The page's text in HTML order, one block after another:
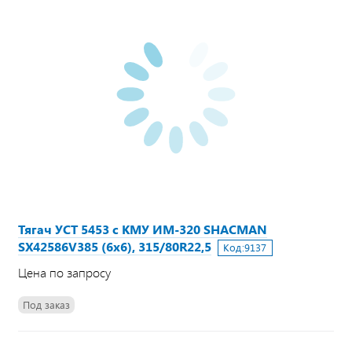
Тягач УСТ 5453 с КМУ ИМ-320 SHACMAN
SX42586V385 (6х6), 315/80R22,5
Код:9137
Цена по запросу
Под заказ